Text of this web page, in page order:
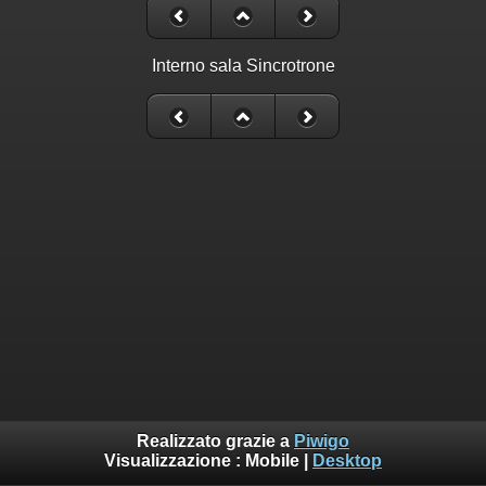
Interno sala Sincrotrone
Realizzato grazie a Piwigo
Visualizzazione : Mobile Desktop